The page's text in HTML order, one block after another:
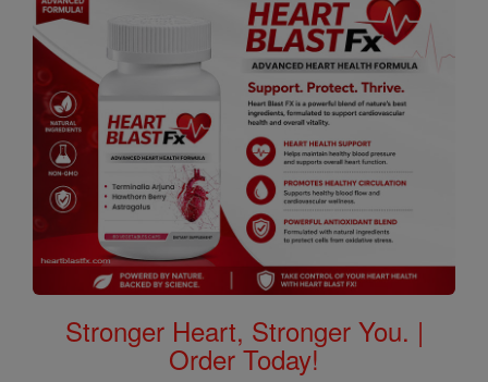
Stronger Heart, Stronger You. |
Order Today!